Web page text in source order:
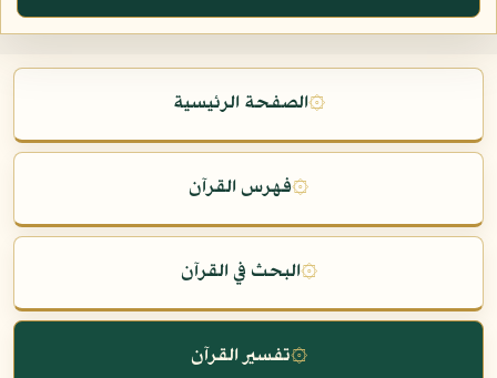
۞الصفحة الرئيسية
۞فهرس القرآن
۞البحث في القرآن
۞تفسير القرآن